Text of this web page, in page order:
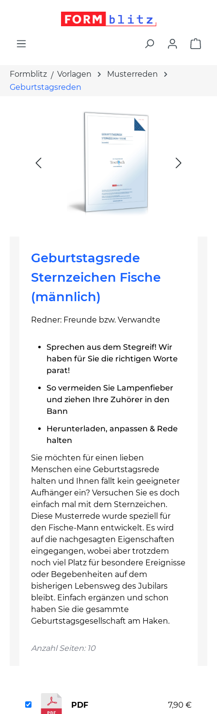
Formblitz Vorlagen
Musterreden
Geburtstagsreden
Geburtstagsrede
Sternzeichen Fische
(männlich)
Redner: Freunde bzw. Verwandte
Sprechen aus dem Stegreif! Wir
haben für Sie die richtigen Worte
parat!
So vermeiden Sie Lampenfieber
und ziehen Ihre Zuhörer in den
Bann
Herunterladen, anpassen & Rede
halten
Sie möchten für einen lieben
Menschen eine Geburtstagsrede
halten und Ihnen fällt kein geeigneter
Aufhänger ein? Versuchen Sie es doch
einfach mal mit dem Sternzeichen.
Diese Musterrede wurde speziell für
den Fische-Mann entwickelt. Es wird
auf die nachgesagten Eigenschaften
eingegangen, wobei aber trotzdem
noch viel Platz für besondere Ereignisse
oder Begebenheiten auf dem
bisherigen Lebensweg des Jubilars
bleibt. Einfach ergänzen und schon
haben Sie die gesammte
Geburtstagsgesellschaft am Haken.
Anzahl Seiten: 10
PDF 7,90 €